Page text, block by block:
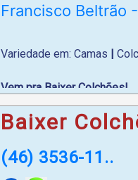
Francisco Beltrão
Variedade em: Camas |
Vem pra Baixer Colchões!
WhatsApp: (46) 99972-
Baixer
(46) 3536-11..